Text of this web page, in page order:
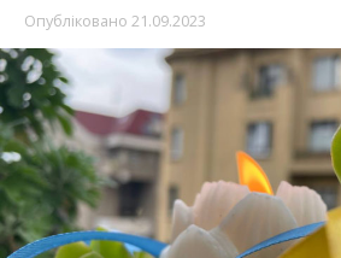
Опубліковано 21.09.2023